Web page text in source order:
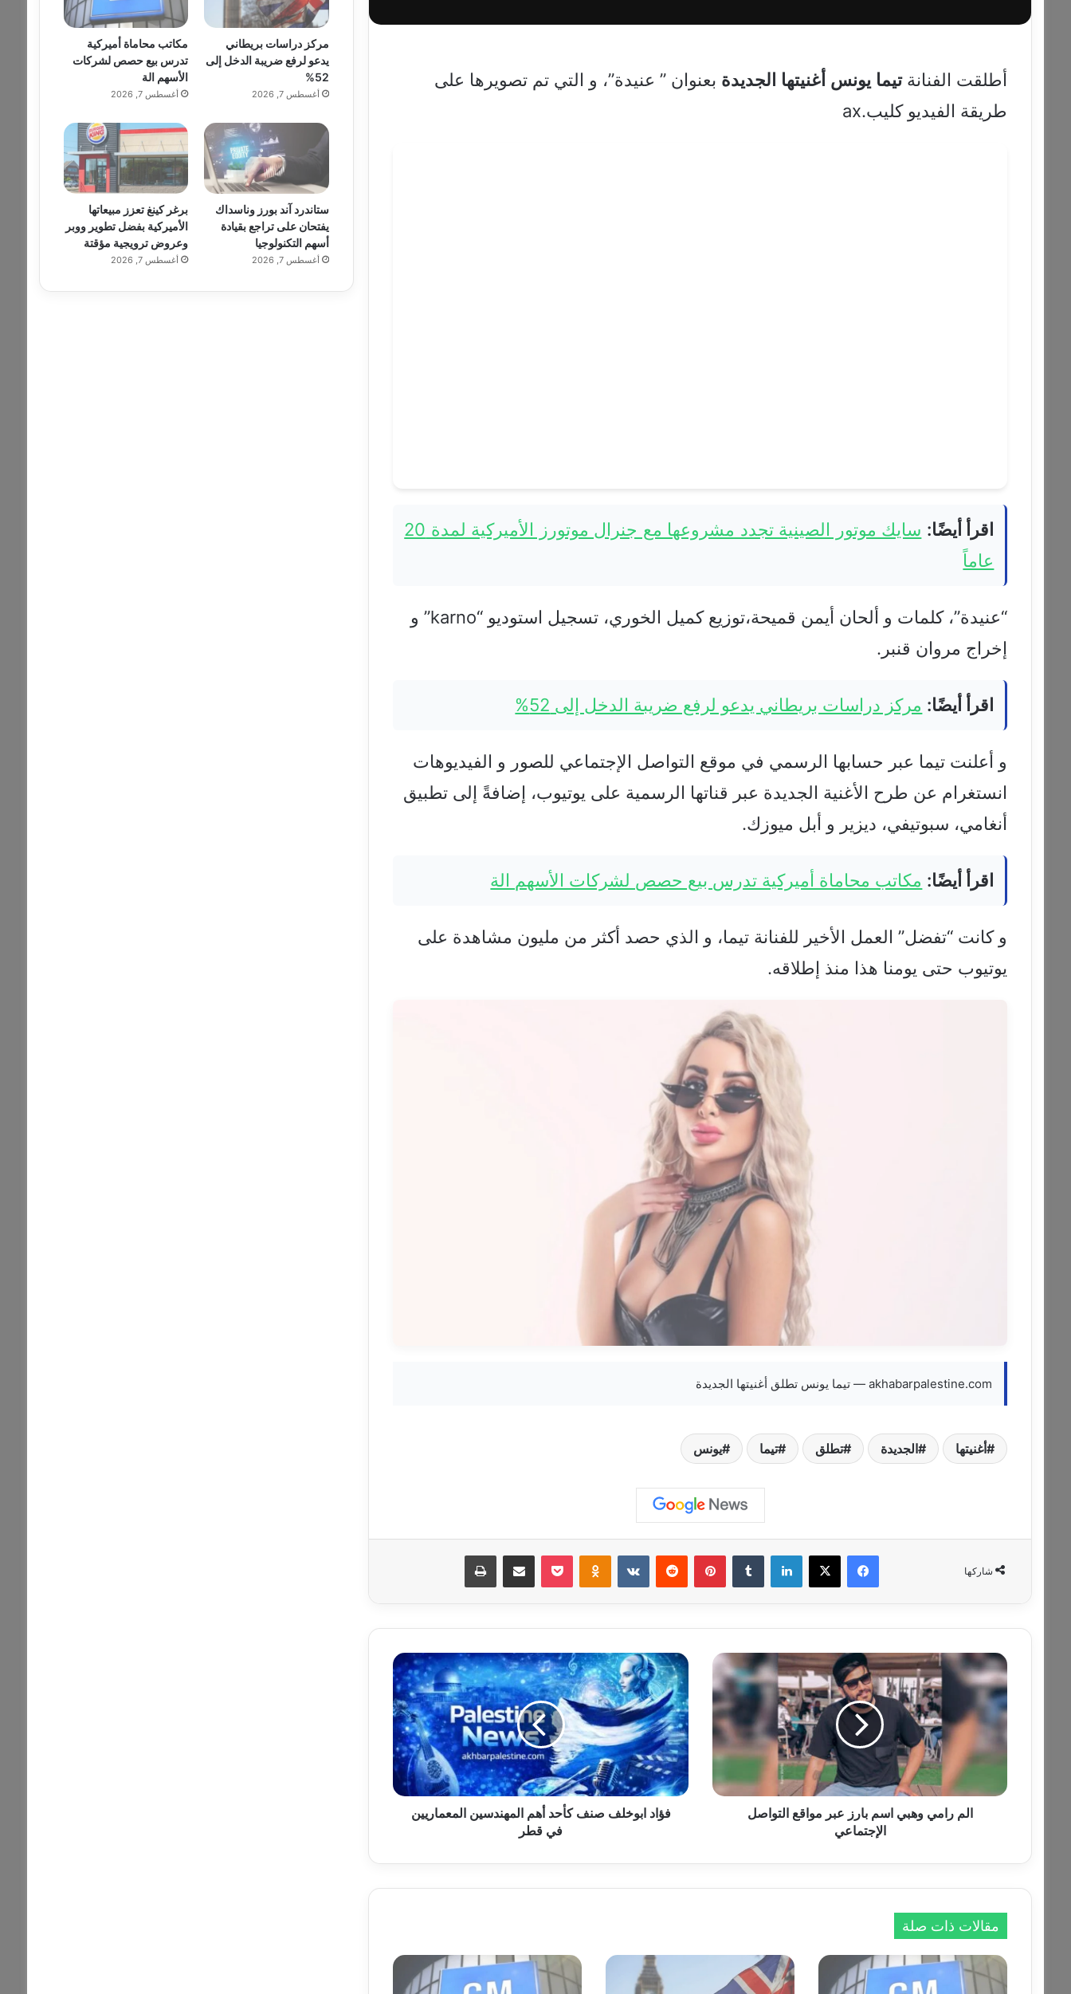
أطلقت الفنانةتيما يونس أغنيتها الجديدة بعنوان ” عنيدة”، و التي تم تصويرها على
طريقة الفيديو كليب.ax
اقرأ أيضًا:
سايك موتور الصينية تجدد مشروعها مع جنرال موتورز الأميركية لمدة 20
عاماً
“عنيدة”، كلمات و ألحان أيمن قميحة،توزيع كميل الخوري، تسجيل استوديو “karno” و
إخراج مروان قنبر.
اقرأ أيضًا: مركز دراسات بريطاني يدعو لرفع ضريبة الدخل إلى 52%
و أعلنت تيما عبر حسابها الرسمي في موقع التواصل الإجتماعي للصور و الفيديوهات
انستغرام عن طرح الأغنية الجديدة عبر قناتها الرسمية على يوتيوب، إضافةً إلى تطبيق
أنغامي، سبوتيفي، ديزير و أبل ميوزك.
اقرأ أيضًا: مكاتب محاماة أميركية تدرس بيع حصص لشركات الأسهم الة
و كانت “تفضل” العمل الأخير للفنانة تيما، و الذي حصد أكثر من مليون مشاهدة على
يوتيوب حتى يومنا هذا منذ إطلاقه.
akhabarpalestine.com — تيما يونس تطلق أغنيتها الجديدة
أغنيتها الجديدة تطلق تيما يونس
شاركها
فيسبوك ‫X لينكدإن ‏Tumblr بينتيريست ‏Reddit
‏VKontakte
Odnoklassniki
‫Pocket مشاركة عبر البريد طباعة
ا
ل
م
ر
م
ه
س
ا
ع
الم رامي وهبي اسم بارز عبر مواقع التواصل
الإجتماعي
ف
ؤ
ا
د
ا
ب
و
خ
ل
ف
فؤاد ابوخلف صنف كأحد أهم المهندسين المعماريين
في قطر
مقالات ذات صلة
مركز دراسات بريطاني
يدعو لرفع ضريبة الدخل إلى
52%
أغسطس 7, 2026
مكاتب محاماة أميركية
تدرس بيع حصص لشركات
الأسهم الة
أغسطس 7, 2026
ستاندرد آند بورز وناسداك
يفتحان على تراجع بقيادة
أسهم التكنولوجيا
أغسطس 7, 2026
برغر كينغ تعزز مبيعاتها
الأميركية بفضل تطوير ووبر
وعروض ترويجية مؤقتة
أغسطس 7, 2026